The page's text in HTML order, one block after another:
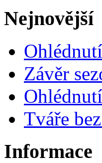
Nejnovější
Závěr
Tváře
Informace